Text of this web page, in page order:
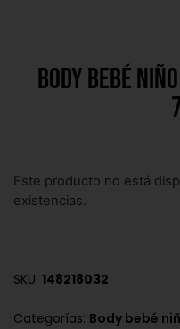
Body bebé
Este producto no está
existencias.
SKU: 148218032
Categorías: Body bebé